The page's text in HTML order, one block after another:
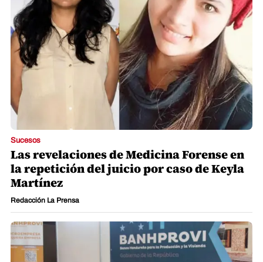
Sucesos
Las revelaciones de Medicina Forense en
la repetición del juicio por caso de Keyla
Martínez
Redacción La Prensa